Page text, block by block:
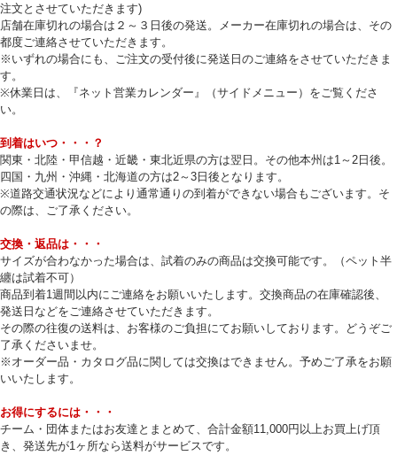
注文とさせていただきます)
店舗在庫切れの場合は２～３日後の発送。メーカー在庫切れの場合は、その
都度ご連絡させていただきます。
※いずれの場合にも、ご注文の受付後に発送日のご連絡をさせていただきま
す。
※休業日は、『ネット営業カレンダー』（サイドメニュー）をご覧くださ
い。
到着はいつ・・・？
関東・北陸・甲信越・近畿・東北近県の方は翌日。その他本州は1～2日後。
四国・九州・沖縄・北海道の方は2～3日後となります。
※道路交通状況などにより通常通りの到着ができない場合もございます。そ
の際は、ご了承ください。
交換・返品は・・・
サイズが合わなかった場合は、試着のみの商品は交換可能です。（ペット半
纏は試着不可）
商品到着1週間以内にご連絡をお願いいたします。交換商品の在庫確認後、
発送日などをご連絡させていただきます。
その際の往復の送料は、お客様のご負担にてお願いしております。どうぞご
了承くださいませ。
※オーダー品・カタログ品に関しては交換はできません。予めご了承をお願
いいたします。
お得にするには・・・
チーム・団体またはお友達とまとめて、合計金額11,000円以上お買上げ頂
き、発送先が1ヶ所なら送料がサービスです。